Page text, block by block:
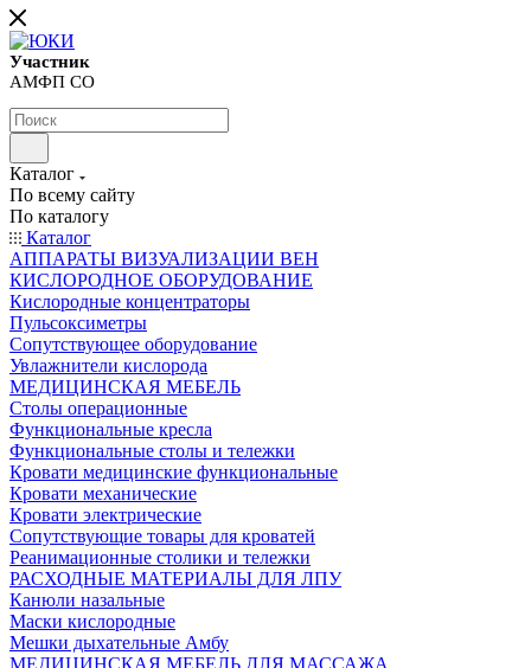
Участник
АМФП СО
Каталог
По всему сайту
По каталогу
Каталог
АППАРАТЫ ВИЗУАЛИЗАЦИИ ВЕН
КИСЛОРОДНОЕ ОБОРУДОВАНИЕ
Кислородные концентраторы
Пульсоксиметры
Сопутствующее оборудование
Увлажнители кислорода
МЕДИЦИНСКАЯ МЕБЕЛЬ
Столы операционные
Функциональные кресла
Функциональные столы и тележки
Кровати медицинские функциональные
Кровати механические
Кровати электрические
Сопутствующие товары для кроватей
Реанимационные столики и тележки
РАСХОДНЫЕ МАТЕРИАЛЫ ДЛЯ ЛПУ
Канюли назальные
Маски кислородные
Мешки дыхательные Амбу